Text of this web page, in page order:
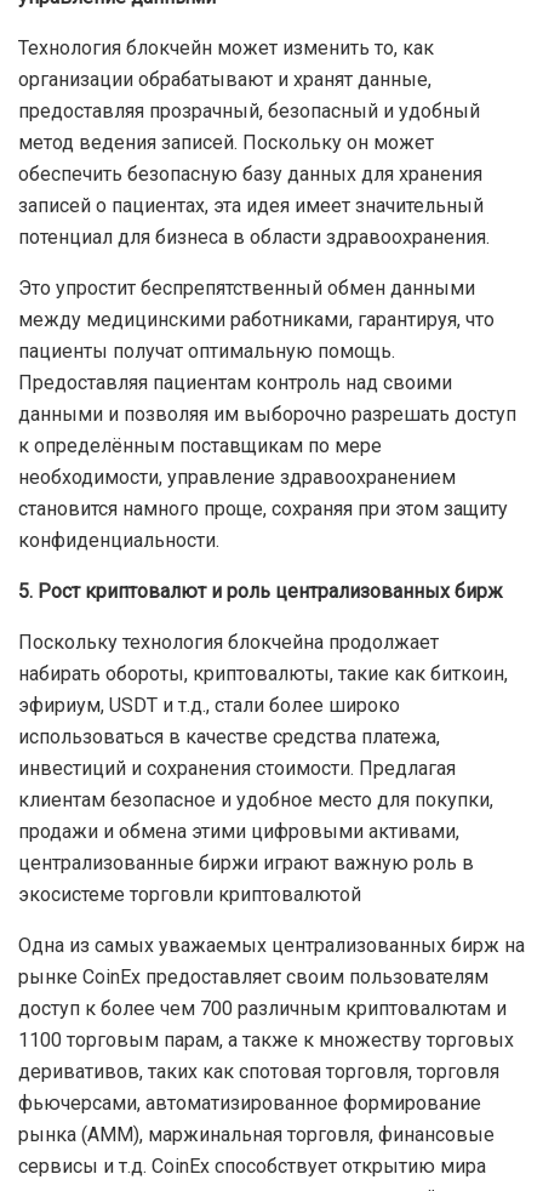
Технология блокчейн может изменить то, как
организации обрабатывают и хранят данные,
предоставляя прозрачный, безопасный и удобный
метод ведения записей. Поскольку он может
обеспечить безопасную базу данных для хранения
записей о пациентах, эта идея имеет значительный
потенциал для бизнеса в области здравоохранения.
Это упростит беспрепятственный обмен данными
между медицинскими работниками, гарантируя, что
пациенты получат оптимальную помощь.
Предоставляя пациентам контроль над своими
данными и позволяя им выборочно разрешать доступ
к определённым поставщикам по мере
необходимости, управление здравоохранением
становится намного проще, сохраняя при этом защиту
конфиденциальности.
5. Рост криптовалют и роль централизованных бирж
Поскольку технология блокчейна продолжает
набирать обороты, криптовалюты, такие как биткоин,
эфириум, USDT и т.д., стали более широко
использоваться в качестве средства платежа,
инвестиций и сохранения стоимости. Предлагая
клиентам безопасное и удобное место для покупки,
продажи и обмена этими цифровыми активами,
централизованные биржи играют важную роль в
экосистеме торговли криптовалютой
Одна из самых уважаемых централизованных бирж на
рынке CoinEx предоставляет своим пользователям
доступ к более чем 700 различным криптовалютам и
1100 торговым парам, а также к множеству торговых
деривативов, таких как спотовая торговля, торговля
фьючерсами, автоматизированное формирование
рынка (AMM), маржинальная торговля, финансовые
сервисы и т.д. CoinEx способствует открытию мира